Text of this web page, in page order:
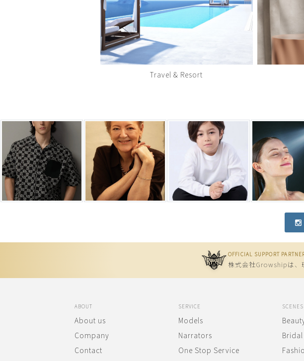
Travel & Resort
OFFICIAL SUPPORT
株式会社Growshipは、
ABOUT
About us
Company
Contact
SERVICE
Models
Narrators
One Stop Service
SCENES